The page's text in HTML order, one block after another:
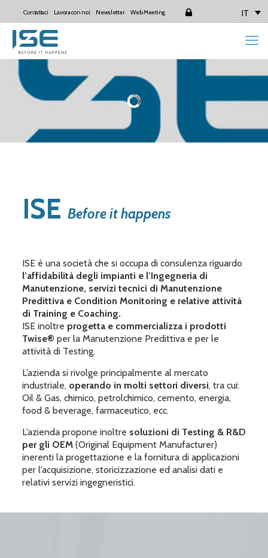
Contattaci Lavora con noi Newsletter Web Meeting IT
ISE Before it happens
ISE è una società che si occupa di consulenza riguardo
l’affidabilità degli impianti e l’Ingegneria di
Manutenzione, servizi tecnici di Manutenzione
Predittiva e Condition Monitoring e relative attività
di Training e Coaching.
ISE inoltre progetta e commercializza i prodotti
Twise® per la Manutenzione Predittiva e per le
attività di Testing.
L’azienda si rivolge principalmente al mercato
industriale, operando in molti settori diversi, tra cui:
Oil & Gas, chimico, petrolchimico, cemento, energia,
food & beverage, farmaceutico, ecc.
L’azienda propone inoltre soluzioni di Testing & R&D
per gli OEM(Original Equipment Manufacturer)
inerenti la progettazione e la fornitura di applicazioni
per l’acquisizione, storicizzazione ed analisi dati e
relativi servizi ingegneristici.